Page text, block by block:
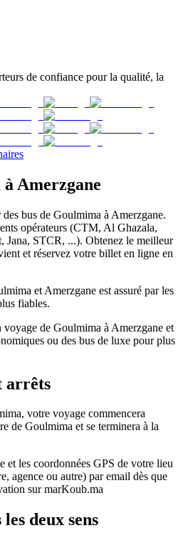
de confiance pour la qualité, la
Amerzgane
bus de Goulmima à Amerzgane.
opérateurs (CTM, Al Ghazala,
Jana, STCR, ...). Obtenez le meilleur
et réservez votre billet en ligne en
et Amerzgane est assuré par les
fiables.
de Goulmima à Amerzgane et
ou des bus de luxe pour plus
arrêts
votre voyage commencera
de Goulmima et se terminera à la
et les coordonnées GPS de votre lieu
agence ou autre) par email dès que
sur marKoub.ma
deux sens